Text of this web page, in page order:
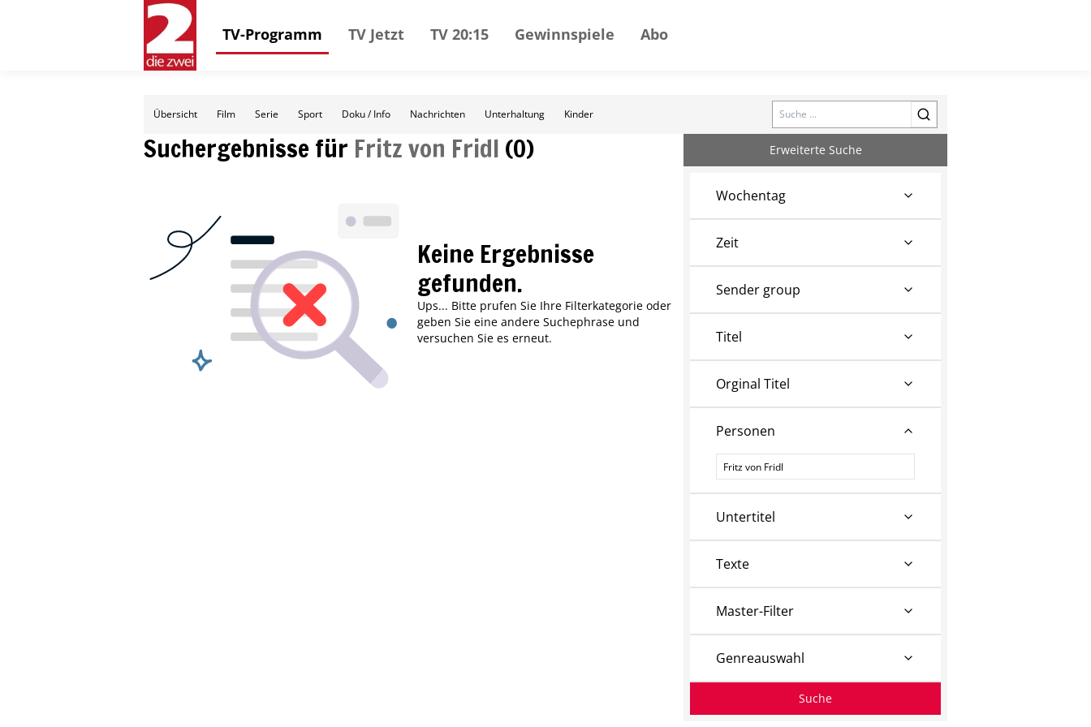
TV-Programm TV Jetzt TV 20:15 Gewinnspiele Abo
Übersicht Film Serie Sport Doku / Info Nachrichten Unterhaltung Kinder Search
Suchergebnisse für Fritz von Fridl (0)
Keine Ergebnisse
gefunden.
Ups... Bitte prufen Sie Ihre Filterkategorie oder
geben Sie eine andere Suchephrase und
versuchen Sie es erneut.
Erweiterte Suche
Wochentag
Zeit
Sender group
Titel
Orginal Titel
Personen
Personen
Untertitel
Texte
Master-Filter
Genreauswahl
Suche